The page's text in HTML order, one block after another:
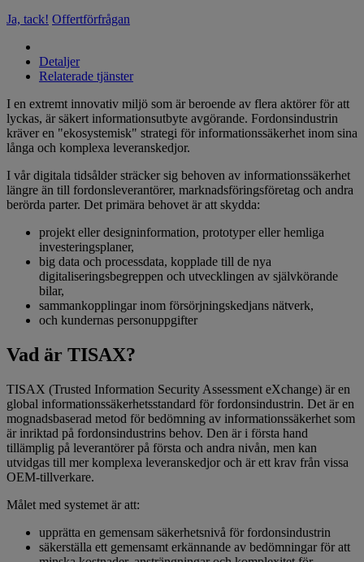
Ja, tack! Offertförfrågan
Detaljer
Relaterade tjänster
I en extremt innovativ miljö som är beroende av flera aktörer för att
lyckas, är säkert informationsutbyte avgörande. Fordonsindustrin
kräver en "ekosystemisk" strategi för informationssäkerhet inom sina
långa och komplexa leveranskedjor.
I vår digitala tidsålder sträcker sig behoven av informationssäkerhet
längre än till fordonsleverantörer, marknadsföringsföretag och andra
berörda parter. Det primära behovet är att skydda:
projekt eller designinformation, prototyper eller hemliga
investeringsplaner,
big data och processdata, kopplade till de nya
digitaliseringsbegreppen och utvecklingen av självkörande
bilar,
sammankopplingar inom försörjningskedjans nätverk,
och kundernas personuppgifter
Vad är TISAX?
TISAX (Trusted Information Security Assessment eXchange) är en
global informationssäkerhetsstandard för fordonsindustrin. Det är en
mognadsbaserad metod för bedömning av informationssäkerhet som
är inriktad på fordonsindustrins behov. Den är i första hand
tillämplig på leverantörer på första och andra nivån, men kan
utvidgas till mer komplexa leveranskedjor och är ett krav från vissa
OEM-tillverkare.
Målet med systemet är att:
upprätta en gemensam säkerhetsnivå för fordonsindustrin
säkerställa ett gemensamt erkännande av bedömningar för att